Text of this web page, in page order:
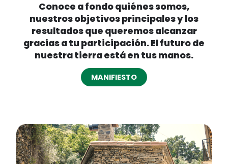
Conoce a fondo quiénes somos,
nuestros objetivos principales y los
resultados que queremos alcanzar
gracias a tu participación. El futuro de
nuestra tierra está en tus manos.
MANIFIESTO